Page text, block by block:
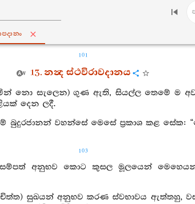
101
13. නන්‍ද ස්ථවිරාවදානය
නො සැලෙන) ගුණ ඇති, සියල්ල තෙමේ ම
දෙන ලදී.
බුදුරජානන් වහන්සේ මෙසේ ප්‍රකාශ කළ
103
සම්පත් අනුභව කොට කුසල මූලයෙන්
සුඛයන් අනුභව කරණ ස්වභාවය ඇත්තහු,